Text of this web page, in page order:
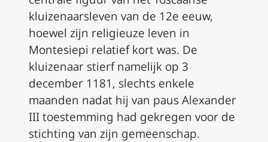
kluizenaarsleven van de 12e eeuw,
hoewel zijn religieuze leven in
Montesiepi relatief kort was. De
kluizenaar stierf namelijk op 3
december 1181, slechts enkele
maanden nadat hij van paus Alexander
III toestemming had gekregen voor de
stichting van zijn gemeenschap.